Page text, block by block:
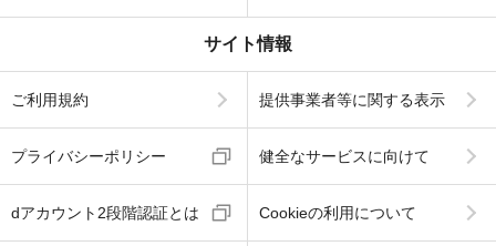
サイト情報
ご利用規約 提供事業者等に関する表示
プライバシーポリシー 健全なサービスに向けて
dアカウント2段階認証とは Cookieの利用について